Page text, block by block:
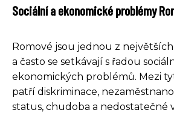
Sociální a ekonomické problémy
Romové jsou jednou z
a často se setkávají s řadou
ekonomických problémů. Mezi
patří diskriminace,
status, chudoba a nedostatečné